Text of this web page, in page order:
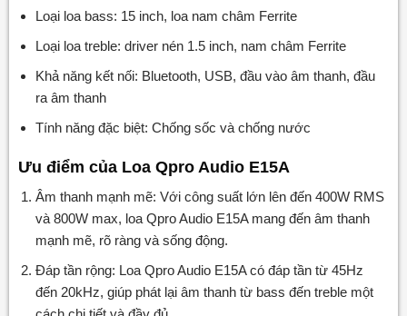
Loại loa bass: 15 inch, loa nam châm Ferrite
Loại loa treble: driver nén 1.5 inch, nam châm Ferrite
Khả năng kết nối: Bluetooth, USB, đầu vào âm thanh, đầu
ra âm thanh
Tính năng đặc biệt: Chống sốc và chống nước
Ưu điểm của Loa Qpro Audio E15A
Âm thanh mạnh mẽ: Với công suất lớn lên đến 400W RMS
và 800W max, loa Qpro Audio E15A mang đến âm thanh
mạnh mẽ, rõ ràng và sống động.
Đáp tần rộng: Loa Qpro Audio E15A có đáp tần từ 45Hz
đến 20kHz, giúp phát lại âm thanh từ bass đến treble một